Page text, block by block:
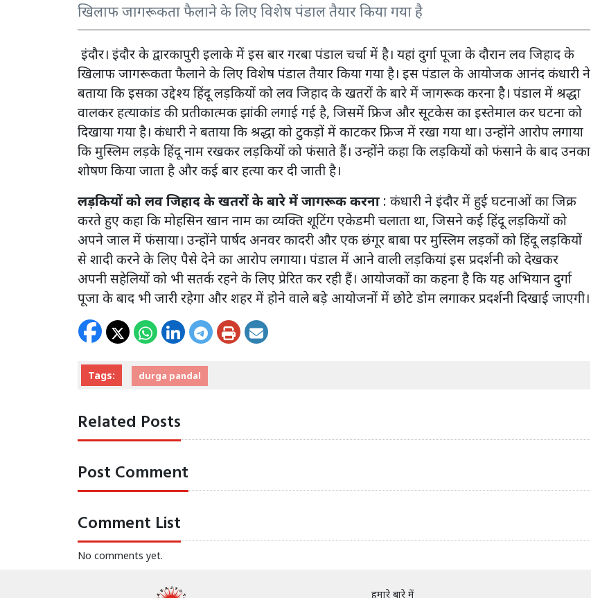
खिलाफ जागरूकता फैलाने के लिए विशेष पंडाल तैयार किया गया है
इंदौर। इंदौर के द्वारकापुरी इलाके में इस बार गरबा पंडाल चर्चा में है। यहां दुर्गा पूजा के दौरान लव जिहाद के
खिलाफ जागरूकता फैलाने के लिए विशेष पंडाल तैयार किया गया है। इस पंडाल के आयोजक आनंद कंधारी ने
बताया कि इसका उद्देश्य हिंदू लड़कियों को लव जिहाद के खतरों के बारे में जागरूक करना है। पंडाल में श्रद्धा
वालकर हत्याकांड की प्रतीकात्मक झांकी लगाई गई है, जिसमें फ्रिज और सूटकेस का इस्तेमाल कर घटना को
दिखाया गया है। कंधारी ने बताया कि श्रद्धा को टुकड़ों में काटकर फ्रिज में रखा गया था। उन्होंने आरोप लगाया
कि मुस्लिम लड़के हिंदू नाम रखकर लड़कियों को फंसाते हैं। उन्होंने कहा कि लड़कियों को फंसाने के बाद उनका
शोषण किया जाता है और कई बार हत्या कर दी जाती है।
लड़कियों को लव जिहाद के खतरों के बारे में जागरूक करना : कंधारी ने इंदौर में हुई घटनाओं का जिक्र
करते हुए कहा कि मोहसिन खान नाम का व्यक्ति शूटिंग एकेडमी चलाता था, जिसने कई हिंदू लड़कियों को
अपने जाल में फंसाया। उन्होंने पार्षद अनवर कादरी और एक छंगूर बाबा पर मुस्लिम लड़कों को हिंदू लड़कियों
से शादी करने के लिए पैसे देने का आरोप लगाया। पंडाल में आने वाली लड़कियां इस प्रदर्शनी को देखकर
अपनी सहेलियों को भी सतर्क रहने के लिए प्रेरित कर रही हैं। आयोजकों का कहना है कि यह अभियान दुर्गा
पूजा के बाद भी जारी रहेगा और शहर में होने वाले बड़े आयोजनों में छोटे डोम लगाकर प्रदर्शनी दिखाई जाएगी।
Tags: durga pandal
Related Posts
Post Comment
Comment List
No comments yet.
हमारे बारे में